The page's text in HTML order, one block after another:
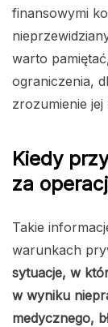
finansowymi
warto
ograniczenia,
zrozumienie
Kiedy
za
Takie
warunkach
sytuacje, w
w wyniku
medycznego,